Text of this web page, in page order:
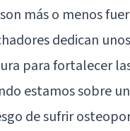
más o menos
dedican
para fortalecer
estamos sobre
de sufrir